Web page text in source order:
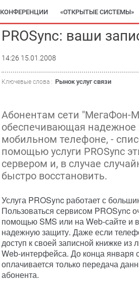
КОНФЕРЕНЦИИ «ОТКРЫТЫЕ СИСТЕМЫ»
PROSync: ваши
14:26 15.01.2008
Ключевые слова : Рынок услуг связи
Абонентам сети "МегаФон-
обеспечивающая надежное
мобильном телефоне, -
помощью услуги PROSync
сервером и, в случае
быстро восстановить.
Услуга PROSync работает с
Пользоваться сервисом PROSync
помощью SMS или на Web-сайте и
надежную защиту. Даже если
доступ к своей записной книжке
Web-интерфейса. До конца января
оплачивается только передача
абонента.